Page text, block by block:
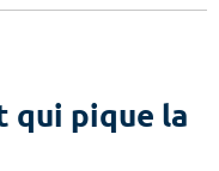
qui pique la